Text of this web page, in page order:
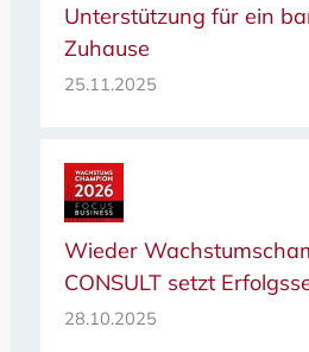
Unterstützung für ein
Zuhause
25.11.2025
Wieder
CONSULT setzt
28.10.2025